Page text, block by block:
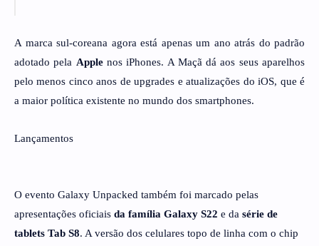
A marca sul-coreana agora está apenas um ano atrás do padrão
adotado pela Applenos iPhones. A Maçã dá aos seus aparelhos
pelo menos cinco anos de upgrades e atualizações do iOS, que é
a maior política existente no mundo dos smartphones.
Lançamentos
O evento Galaxy Unpacked também foi marcado pelas
apresentações oficiais da família Galaxy S22 e da série de
tablets Tab S8. A versão dos celulares topo de linha com o chip